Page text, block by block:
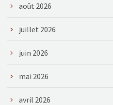
août 2026
juillet 2026
juin 2026
mai 2026
avril 2026